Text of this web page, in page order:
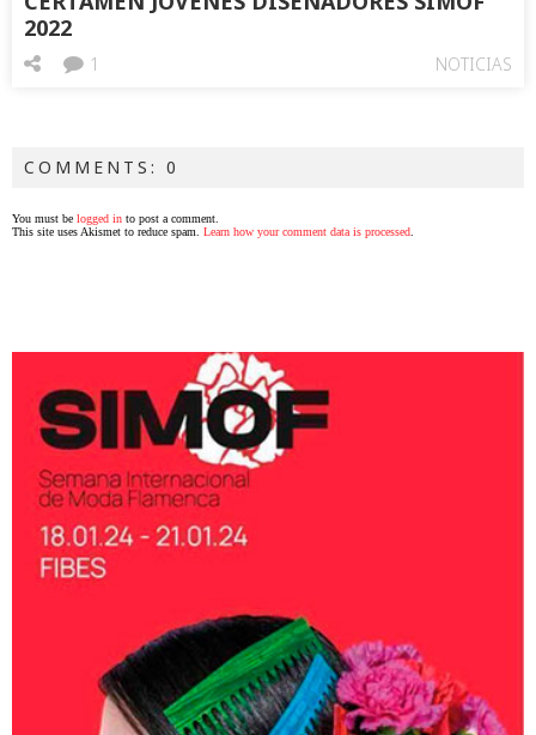
2022
NOTICIAS
1
COMMENTS: 0
You must be logged in to post a comment.
This site uses Akismet to reduce spam. Learn how your comment data is processed